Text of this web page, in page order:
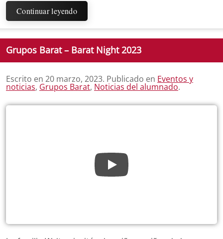
Continuar leyendo
Grupos Barat – Barat Night 2023
Escrito en 20 marzo, 2023. Publicado en Eventos y
noticias, Grupos Barat, Noticias del alumnado.